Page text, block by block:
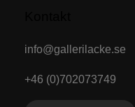
info@gallerilacke.se
+46 (0)702073749